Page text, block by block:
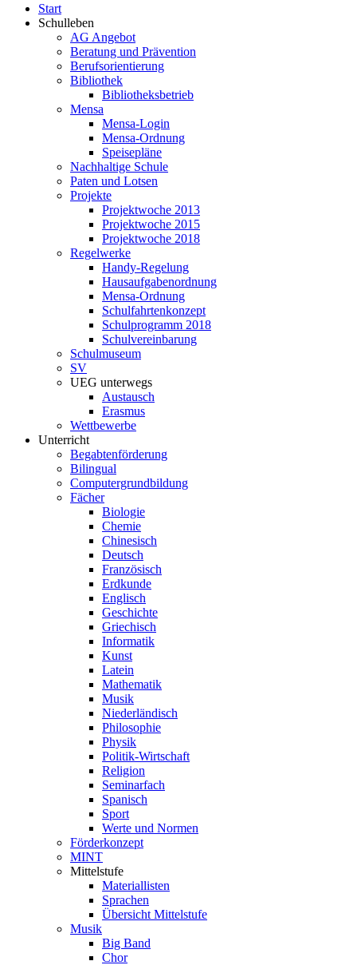
Start
Schulleben
AG Angebot
Beratung und Prävention
Berufsorientierung
Bibliothek
Bibliotheksbetrieb
Mensa
Mensa-Login
Mensa-Ordnung
Speisepläne
Nachhaltige Schule
Paten und Lotsen
Projekte
Projektwoche 2013
Projektwoche 2015
Projektwoche 2018
Regelwerke
Handy-Regelung
Hausaufgabenordnung
Mensa-Ordnung
Schulfahrtenkonzept
Schulprogramm 2018
Schulvereinbarung
Schulmuseum
SV
UEG unterwegs
Austausch
Erasmus
Wettbewerbe
Unterricht
Begabtenförderung
Bilingual
Computergrundbildung
Fächer
Biologie
Chemie
Chinesisch
Deutsch
Französisch
Erdkunde
Englisch
Geschichte
Griechisch
Informatik
Kunst
Latein
Mathematik
Musik
Niederländisch
Philosophie
Physik
Politik-Wirtschaft
Religion
Seminarfach
Spanisch
Sport
Werte und Normen
Förderkonzept
MINT
Mittelstufe
Materiallisten
Sprachen
Übersicht Mittelstufe
Musik
Big Band
Chor